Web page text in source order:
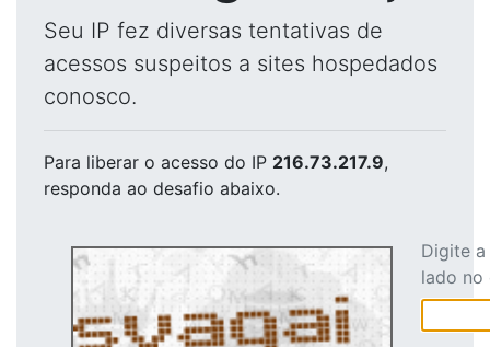
Seu IP fez diversas tentativas de
acessos suspeitos a sites hospedados
conosco.
Para liberar o acesso do IP 216.73.217.9,
responda ao desafio abaixo.
Digite
lado no